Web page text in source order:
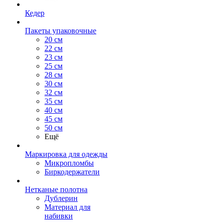
Кедер
Пакеты упаковочные
20 см
22 см
23 см
25 см
28 см
30 см
32 см
35 см
40 см
45 см
50 см
Ещё
Маркировка для одежды
Микропломбы
Биркодержатели
Нетканые полотна
Дублерин
Материал для
набивки